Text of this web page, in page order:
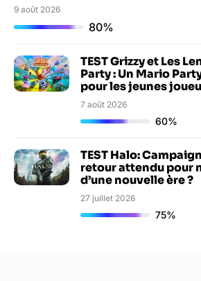
9 août 2026
80%
TEST Grizzy et Les
Party : Un Mario
pour les jeunes
7 août 2026
60%
TEST Halo:
retour attendu pour
d’une nouvelle ère ?
27 juillet 2026
75%